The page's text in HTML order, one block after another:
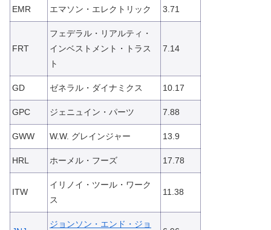
EMR エマソン・エレクトリック 3.71
FRT
フェデラル・リアルティ・
インベストメント・トラス
ト
7.14
GD ゼネラル・ダイナミクス 10.17
GPC ジェニュイン・パーツ 7.88
GWW W.W. グレインジャー 13.9
HRL ホーメル・フーズ 17.78
ITW
イリノイ・ツール・ワーク
ス
11.38
ジョンソン・エンド・ジョ